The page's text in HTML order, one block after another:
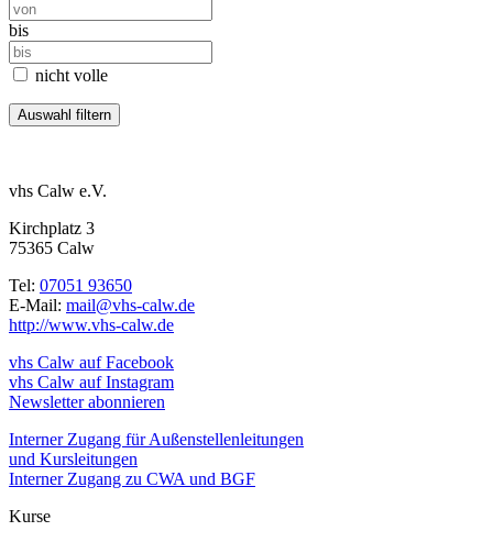
bis
nicht volle
vhs Calw e.V.
Kirchplatz 3
75365 Calw
Tel: 07051 93650
E-Mail: mail@vhs-calw.de
http://www.vhs-calw.de
vhs Calw auf Facebook
vhs Calw auf Instagram
Newsletter abonnieren
Interner Zugang für Außenstellenleitungen
und Kursleitungen
Interner Zugang zu CWA und BGF
Kurse